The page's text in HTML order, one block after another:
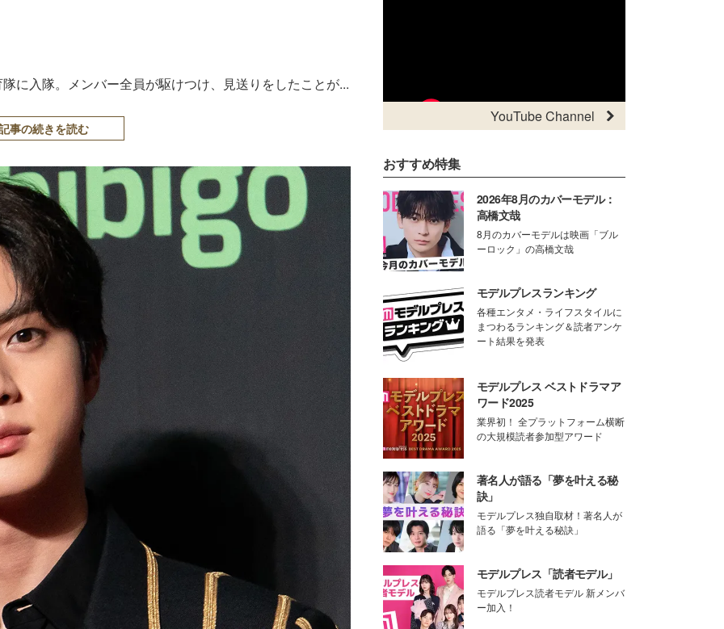
に入隊。メンバー全員が駆けつけ、見送りをしたことが...
事の続きを読む
YouTube Channel
おすすめ特集
2026年8月のカバーモデル：
高橋文哉
8月のカバーモデルは映画「ブル
ーロック」の高橋文哉
モデルプレスランキング
各種エンタメ・ライフスタイルに
まつわるランキング＆読者アンケ
ート結果を発表
モデルプレス ベストドラマア
ワード2025
業界初！ 全プラットフォーム横断
の大規模読者参加型アワード
著名人が語る「夢を叶える秘
訣」
モデルプレス独自取材！著名人が
語る「夢を叶える秘訣」
モデルプレス「読者モデル」
モデルプレス読者モデル 新メンバ
ー加入！